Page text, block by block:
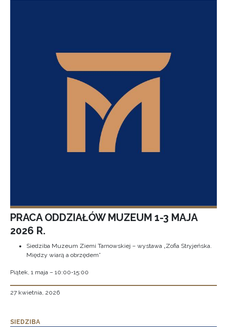
PRACA ODDZIAŁÓW MUZEUM 1-3 MAJA
2026 R.
Siedziba Muzeum Ziemi Tarnowskiej – wystawa „Zofia Stryjeńska.
Między wiarą a obrzędem”
Piątek, 1 maja – 10:00-15:00
27 kwietnia, 2026
SIEDZIBA